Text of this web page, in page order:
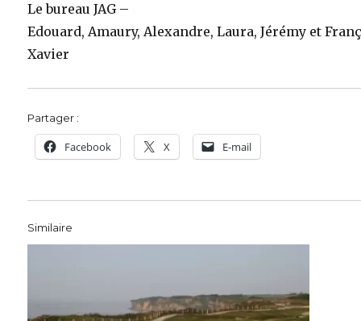
Le bureau JAG –
Edouard, Amaury, Alexandre, Laura, Jérémy et
Xavier
Partager :
Facebook X E-mail
Similaire